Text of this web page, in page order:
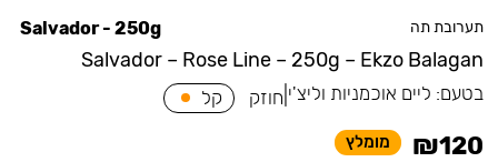
תערובת תה
Salvador – Rose Line – 250g – Ekzo Balagan
Salvador - 250g
בטעם: ליים אוכמניות וליצ'י חוזק קל
₪120 מומלץ